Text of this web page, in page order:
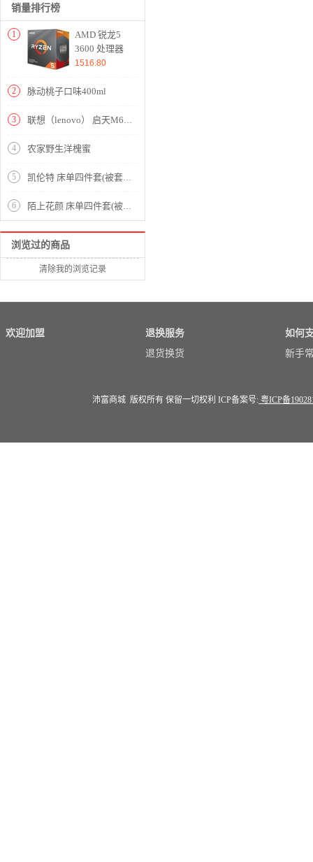
销量排行榜
1
AMD 锐龙5
3600 处理器
(r5)7nm 6核12
65W AM4接
1516.80
2 脉动桃子口味400ml
3 联想（lenovo） 启天M620-D191 Intel 酷睿九代 i5 i5-9500 4GB 1000GB 中兴新支点V3 21.5寸
4 农家野生洋槐蜜
5 凯伦特 床单四件套(被套1件床单1件枕套2件)(适合1.8米床)【40支斜纹133*72/蓝】
6 陌上花颜 床单四件套(被套1件床单1件枕套2件)(适合1.5米床)【纯棉/黄】
浏览过的商品
清除我的浏览记录
欢迎加盟
退换服务
退货换货
如何
新手
沛富商城 版权所有 保留一切权利 ICP备案号: 粤ICP备